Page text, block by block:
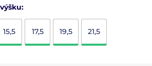
15,5 17,5 19,5 21,5